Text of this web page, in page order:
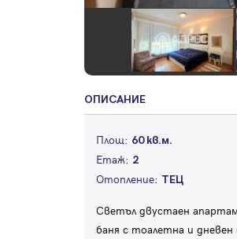
ОПИСАНИЕ
Площ: 60 кв.м.
Етаж: 2
Отопление: ТЕЦ
Светъл двустаен
баня с тоалетна и дневен